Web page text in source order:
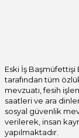
Eski İş
tarafından tüm
mevzuatı, fesih
saatleri ve ara
sosyal güvenlik
verilerek, insan
yapılmaktadır.